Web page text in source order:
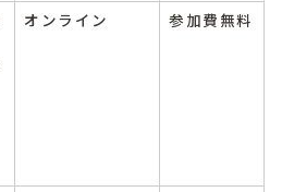
オンライン 参加費無料